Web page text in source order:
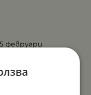
февруари